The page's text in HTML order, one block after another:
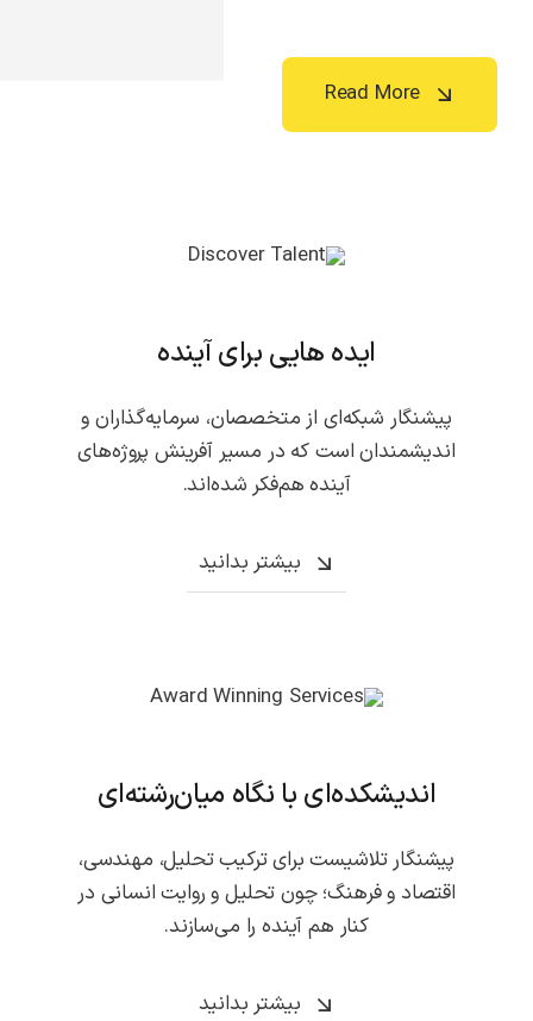
Read More
ایده هایی برای آینده
پیشنگار شبکه‌ای از متخصصان، سرمایه‌گذاران و
اندیشمندان است که در مسیر آفرینش پروژه‌های
آینده هم‌فکر شده‌اند.
بیشتر بدانید
اندیشکده‌ای با نگاه میان‌رشته‌ای
پیشنگار تلاشیست برای ترکیب تحلیل، مهندسی،
اقتصاد و فرهنگ؛ چون تحلیل و روایت انسانی در
کنار هم آینده را می‌سازند.
بیشتر بدانید